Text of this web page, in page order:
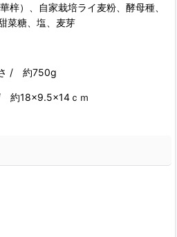
）、自家栽培ライ麦粉、 酵母種、
菜糖、塩、麦芽
/ 約750g
18×9.5×14ｃｍ